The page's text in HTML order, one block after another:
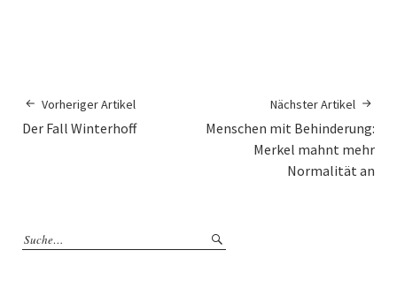
Vorheriger Artikel
Der Fall Winterhoff
Nächster Artikel
Menschen mit Behinderung:
Merkel mahnt mehr
Normalität an